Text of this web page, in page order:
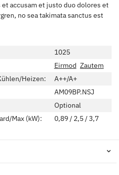
accusam et justo duo dolores et
no sea takimata sanctus est
1025
Eirmod Zautem
Heizen:
A++/A+
AM09BP.NSJ
Optional
Max (kW):
0,89 / 2,5 / 3,7